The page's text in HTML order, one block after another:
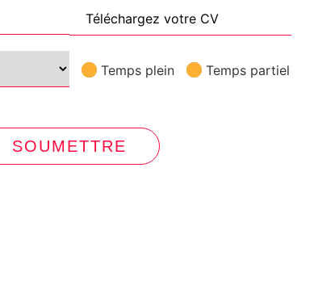
Téléchargez votre CV
Temps plein Temps partiel
SOUMETTRE